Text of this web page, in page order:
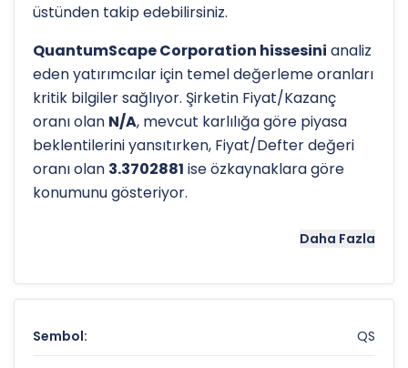
üstünden takip edebilirsiniz.
QuantumScape Corporation hissesini analiz
eden yatırımcılar için temel değerleme oranları
kritik bilgiler sağlıyor. Şirketin Fiyat/Kazanç
oranı olan N/A, mevcut karlılığa göre piyasa
beklentilerini yansıtırken, Fiyat/Defter değeri
oranı olan 3.3702881 ise özkaynaklara göre
konumunu gösteriyor.
Hissenin uzun vadeli trendini ve potansiyel
analizgöstergeleri önemli araçlardır. Hissenin
52 haftalık yüksek seviyesi olan$19.07ve düşük
seviyesi olan
Daha Fazla
Sembol: QS